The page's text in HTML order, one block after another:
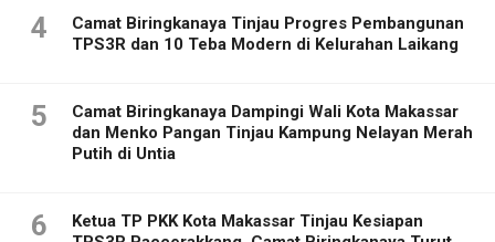
4
Camat Biringkanaya Tinjau Progres Pembangunan
TPS3R dan 10 Teba Modern di Kelurahan Laikang
5
Camat Biringkanaya Dampingi Wali Kota Makassar
dan Menko Pangan Tinjau Kampung Nelayan Merah
Putih di Untia
6
Ketua TP PKK Kota Makassar Tinjau Kesiapan